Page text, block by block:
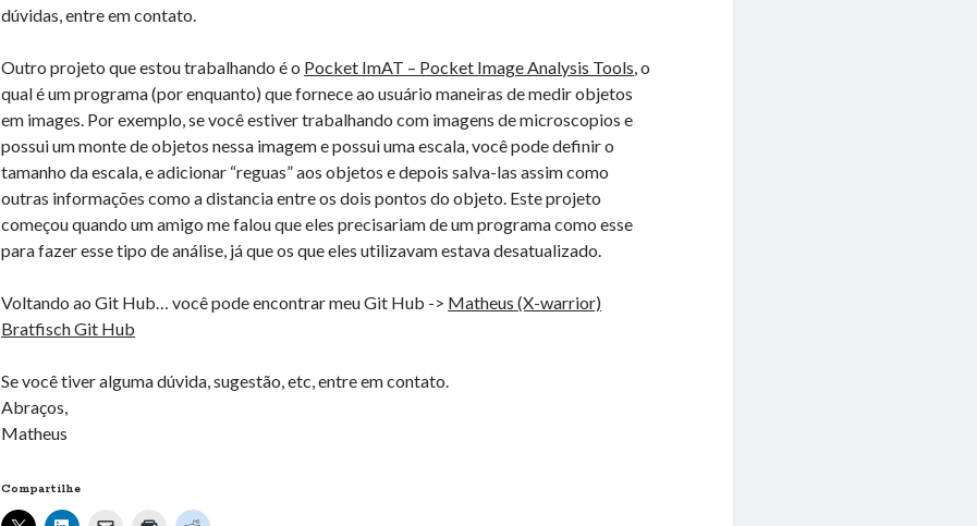
dúvidas, entre em contato.
Outro projeto que estou trabalhando é o Pocket ImAT – Pocket Image Analysis Tools, o
qual é um programa (por enquanto) que fornece ao usuário maneiras de medir objetos
em images. Por exemplo, se você estiver trabalhando com imagens de microscopios e
possui um monte de objetos nessa imagem e possui uma escala, você pode definir o
tamanho da escala, e adicionar “reguas” aos objetos e depois salva-las assim como
outras informações como a distancia entre os dois pontos do objeto. Este projeto
começou quando um amigo me falou que eles precisariam de um programa como esse
para fazer esse tipo de análise, já que os que eles utilizavam estava desatualizado.
Voltando ao Git Hub… você pode encontrar meu Git Hub -> Matheus (X-warrior)
Bratfisch Git Hub
Se você tiver alguma dúvida, sugestão, etc, entre em contato.
Abraços,
Matheus
Compartilhe